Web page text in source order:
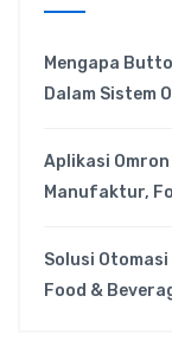
Mengapa
Dalam Sistem
Aplikasi
Manufaktur,
Solusi
Food &